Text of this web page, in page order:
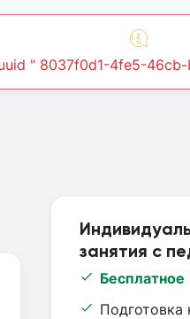
занятия с
Бесплатное
Подготовка